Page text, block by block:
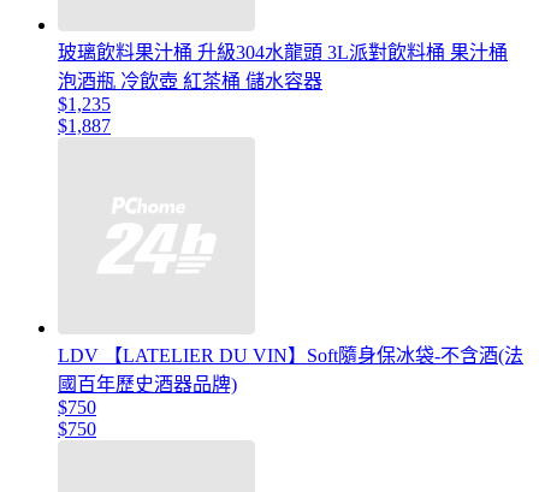
玻璃飲料果汁桶 升級304水龍頭 3L派對飲料桶 果汁桶
泡酒瓶 冷飲壺 紅茶桶 儲水容器
$1,235
$1,887
LDV 【LATELIER DU VIN】Soft隨身保冰袋-不含酒(法
國百年歷史酒器品牌)
$750
$750